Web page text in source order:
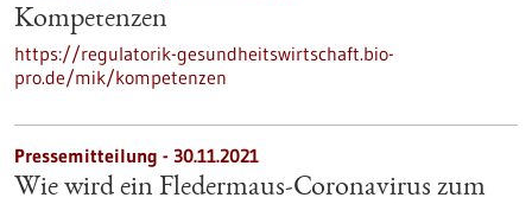
Kompetenzen
https://regulatorik-gesundheitswirtschaft.bio-
pro.de/mik/kompetenzen
Pressemitteilung - 30.11.2021
Wie wird ein Fledermaus-Coronavirus zum